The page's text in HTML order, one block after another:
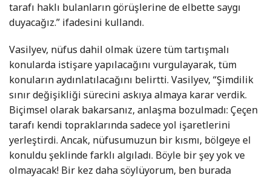
tarafı haklı bulanların görüşlerine de elbette saygı
duyacağız.” ifadesini kullandı.
Vasilyev, nüfus dahil olmak üzere tüm tartışmalı
konularda istişare yapılacağını vurgulayarak, tüm
konuların aydınlatılacağını belirtti. Vasilyev, “Şimdilik
sınır değişikliği sürecini askıya almaya karar verdik.
Biçimsel olarak bakarsanız, anlaşma bozulmadı: Çeçen
tarafı kendi topraklarında sadece yol işaretlerini
yerleştirdi. Ancak, nüfusumuzun bir kısmı, bölgeye el
konuldu şeklinde farklı algıladı. Böyle bir şey yok ve
olmayacak! Bir kez daha söylüyorum, ben burada